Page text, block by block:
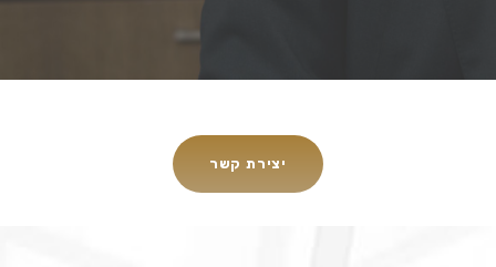
יצירת קשר